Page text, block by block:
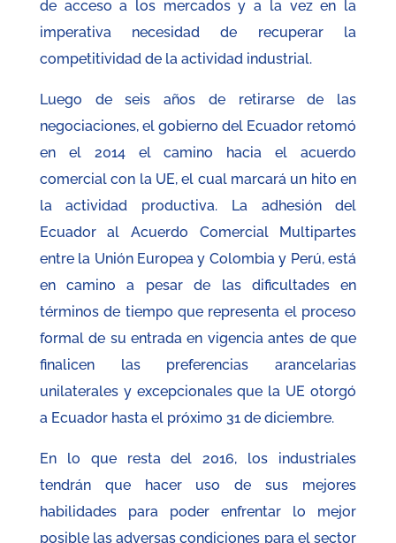
de acceso a los mercados y a la vez en la
imperativa necesidad de recuperar la
competitividad de la actividad industrial.
Luego de seis años de retirarse de las
negociaciones, el gobierno del Ecuador retomó
en el 2014 el camino hacia el acuerdo
comercial con la UE, el cual marcará un hito en
la actividad productiva. La adhesión del
Ecuador al Acuerdo Comercial Multipartes
entre la Unión Europea y Colombia y Perú, está
en camino a pesar de las dificultades en
términos de tiempo que representa el proceso
formal de su entrada en vigencia antes de que
finalicen las preferencias arancelarias
unilaterales y excepcionales que la UE otorgó
a Ecuador hasta el próximo 31 de diciembre.
En lo que resta del 2016, los industriales
tendrán que hacer uso de sus mejores
habilidades para poder enfrentar lo mejor
posible las adversas condiciones para el sector